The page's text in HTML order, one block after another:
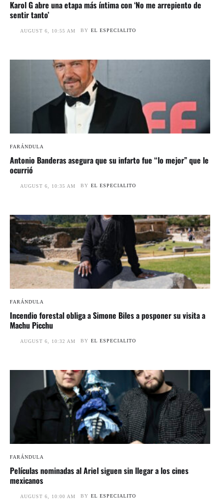
Karol G abre una etapa más íntima con ‘No me arrepiento de
sentir tanto’
AUGUST 6, 10:55 AM BY EL ESPECIALITO
FARÁNDULA
Antonio Banderas asegura que su infarto fue “lo mejor” que le
ocurrió
AUGUST 6, 10:35 AM BY EL ESPECIALITO
FARÁNDULA
Incendio forestal obliga a Simone Biles a posponer su visita a
Machu Picchu
AUGUST 6, 10:32 AM BY EL ESPECIALITO
FARÁNDULA
Películas nominadas al Ariel siguen sin llegar a los cines
mexicanos
AUGUST 6, 10:00 AM BY EL ESPECIALITO